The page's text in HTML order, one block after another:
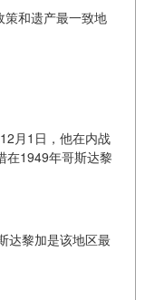
策和遗产最一致地
月1日，他在内战
在1949年哥斯达黎
达黎加是该地区最